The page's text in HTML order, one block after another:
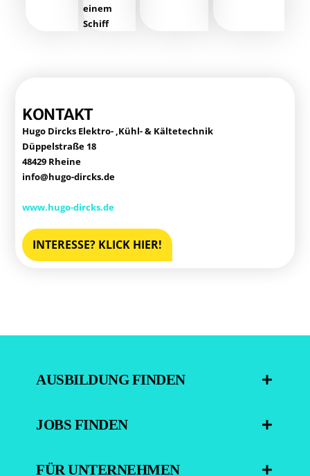
KON­TAKT
Hugo Dircks Elek­tro- ‚Kühl- & Kältetechnik
Düp­pel­stra­ße 18
48429 Rheine
info@hugo-dircks.de
www.hugo-dircks.de
INTERESSE? KLICK HIER!
AUSBILDUNG FINDEN
JOBS FINDEN
FÜR UNTERNEHMEN